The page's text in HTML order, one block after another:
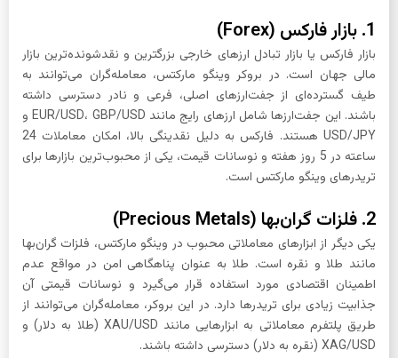
1. بازار فارکس (Forex)
بازار فارکس یا بازار تبادل ارزهای خارجی بزرگترین و نقدشونده‌ترین بازار
مالی جهان است. در بروکر وینگو مارکتس، معامله‌گران می‌توانند به
طیف گسترده‌ای از جفت‌ارزهای اصلی، فرعی و نادر دسترسی داشته
باشند. این جفت‌ارزها شامل ارزهای رایج مانند EUR/USD، GBP/USD و
USD/JPY هستند. فارکس به دلیل نقدینگی بالا، امکان معاملات 24
ساعته در 5 روز هفته و نوسانات قیمت، یکی از محبوب‌ترین بازارها برای
تریدرهای وینگو مارکتس است.
2. فلزات گران‌بها (Precious Metals)
یکی دیگر از ابزارهای معاملاتی محبوب در وینگو مارکتس، فلزات گران‌بها
مانند طلا و نقره است. طلا به عنوان پناهگاهی امن در مواقع عدم
اطمینان اقتصادی مورد استفاده قرار می‌گیرد و نوسانات قیمتی آن
جذابیت زیادی برای تریدرها دارد. در این بروکر، معامله‌گران می‌توانند از
طریق پلتفرم معاملاتی به ابزارهایی مانند XAU/USD (طلا به دلار) و
XAG/USD (نقره به دلار) دسترسی داشته باشند.